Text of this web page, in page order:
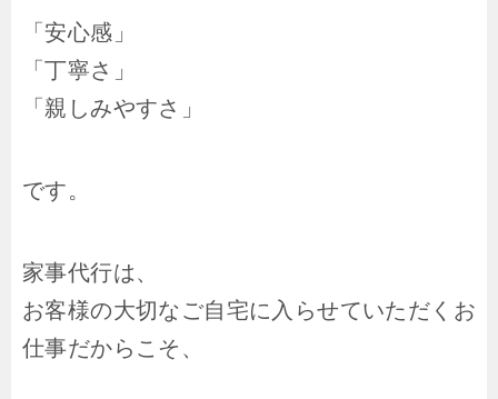
「安心感」
「丁寧さ」
「親しみやすさ」
です。
家事代行は、
お客様の大切なご自宅に入らせていただくお
仕事だからこそ、